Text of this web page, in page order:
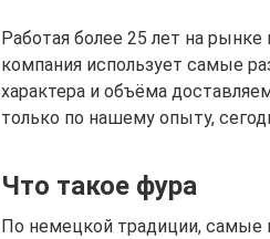
Работая более 25 лет на
компания использует самые
характера и объёма
только по нашему опыту,
Что такое фура
По немецкой традиции, самые